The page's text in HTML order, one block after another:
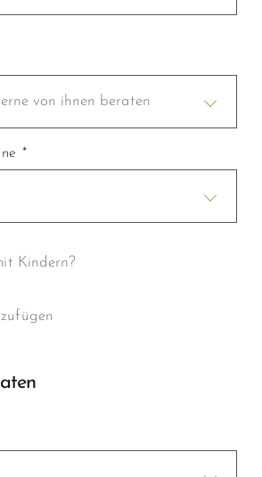
von ihnen beraten
*
Kindern?